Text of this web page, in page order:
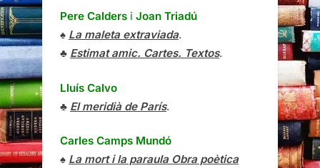
Pere Calders i Joan Triadú
♠ La maleta extraviada.
♣ Estimat amic. Cartes. Textos.
Lluís Calvo
♣ El meridià de París.
Carles Camps Mundó
♠ La mort i la paraula Obra poètica